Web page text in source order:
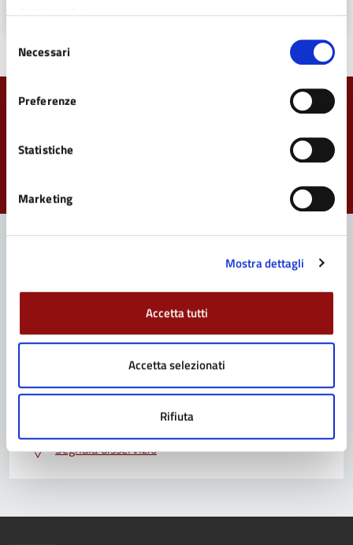
del
consenso
Necessari
Preferenze
Statistiche
Marketing
Mostra dettagli
Accetta tutti
Accetta selezionati
Rifiuta
Quanto sono chiare le informazioni su questa
Valuta 2 stelle su 5
Valuta 1 stelle su 5
Leggi le domande frequenti
Richiedi assistenza
Segnala disservizio